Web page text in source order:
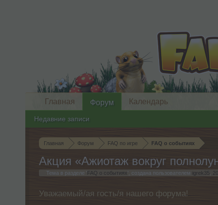
Главная Форум FAQ по игре FAQ о событиях
Акция «Ажиотаж вокруг
Тема в разделе ' FAQ о событиях ', создана пользователем igrek35
Уважаемый/ая гость/я нашего форума!
Главная Форум
Недавние записи
Календарь